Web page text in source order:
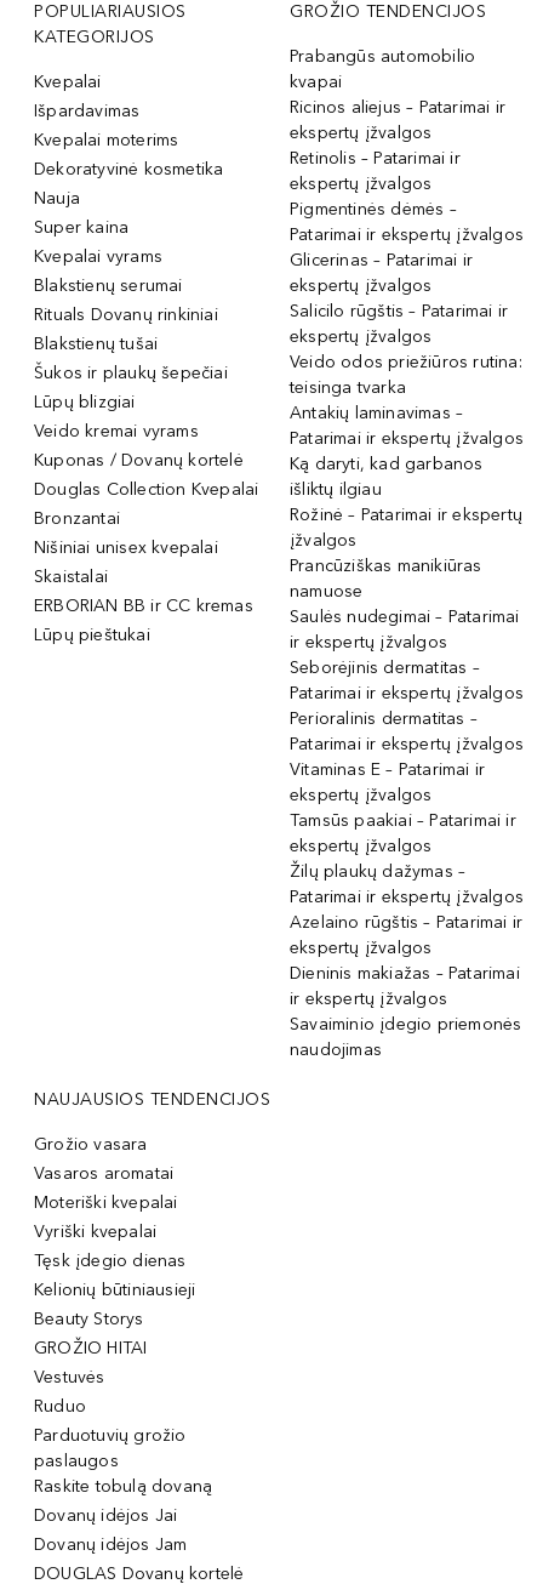
POPULIARIAUSIOS
KATEGORIJOS
Kvepalai
Išpardavimas
Kvepalai moterims
Dekoratyvinė kosmetika
Nauja
Super kaina
Kvepalai vyrams
Blakstienų serumai
Rituals Dovanų rinkiniai
Blakstienų tušai
Šukos ir plaukų šepečiai
Lūpų blizgiai
Veido kremai vyrams
Kuponas / Dovanų kortelė
Douglas Collection Kvepalai
Bronzantai
Nišiniai unisex kvepalai
Skaistalai
ERBORIAN BB ir CC kremas
Lūpų pieštukai
GROŽIO TENDENCIJOS
Prabangūs automobilio
kvapai
Ricinos aliejus – Patarimai ir
ekspertų įžvalgos
Retinolis – Patarimai ir
ekspertų įžvalgos
Pigmentinės dėmės –
Patarimai ir ekspertų įžvalgos
Glicerinas – Patarimai ir
ekspertų įžvalgos
Salicilo rūgštis – Patarimai ir
ekspertų įžvalgos
Veido odos priežiūros rutina:
teisinga tvarka
Antakių laminavimas –
Patarimai ir ekspertų įžvalgos
Ką daryti, kad garbanos
išliktų ilgiau
Rožinė – Patarimai ir ekspertų
įžvalgos
Prancūziškas manikiūras
namuose
Saulės nudegimai – Patarimai
ir ekspertų įžvalgos
Seborėjinis dermatitas –
Patarimai ir ekspertų įžvalgos
Perioralinis dermatitas –
Patarimai ir ekspertų įžvalgos
Vitaminas E – Patarimai ir
ekspertų įžvalgos
Tamsūs paakiai – Patarimai ir
ekspertų įžvalgos
Žilų plaukų dažymas –
Patarimai ir ekspertų įžvalgos
Azelaino rūgštis – Patarimai ir
ekspertų įžvalgos
Dieninis makiažas – Patarimai
ir ekspertų įžvalgos
Savaiminio įdegio priemonės
naudojimas
NAUJAUSIOS TENDENCIJOS
Grožio vasara
Vasaros aromatai
Moteriški kvepalai
Vyriški kvepalai
Tęsk įdegio dienas
Kelionių būtiniausieji
Beauty Storys
GROŽIO HITAI
Vestuvės
Ruduo
Parduotuvių grožio
paslaugos
Raskite tobulą dovaną
Dovanų idėjos Jai
Dovanų idėjos Jam
DOUGLAS Dovanų kortelė